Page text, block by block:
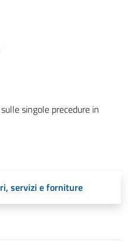
singole precedure in
servizi e forniture